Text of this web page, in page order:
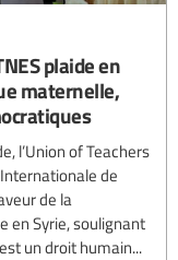
plaide en
maternelle,
l’Union of Teachers
de
de la
en Syrie, soulignant
un droit humain...